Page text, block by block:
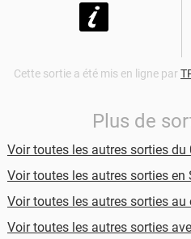
Cette sortie a été mis en ligne par
Plus de
Voir toutes les autres sorties du
Voir toutes les autres sorties en
Voir toutes les autres sorties au
Voir toutes les autres sorties